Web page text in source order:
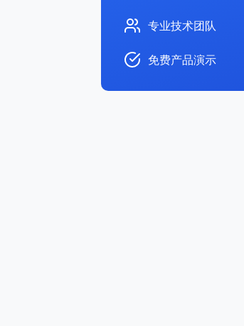
专业技术团队
免费产品演示